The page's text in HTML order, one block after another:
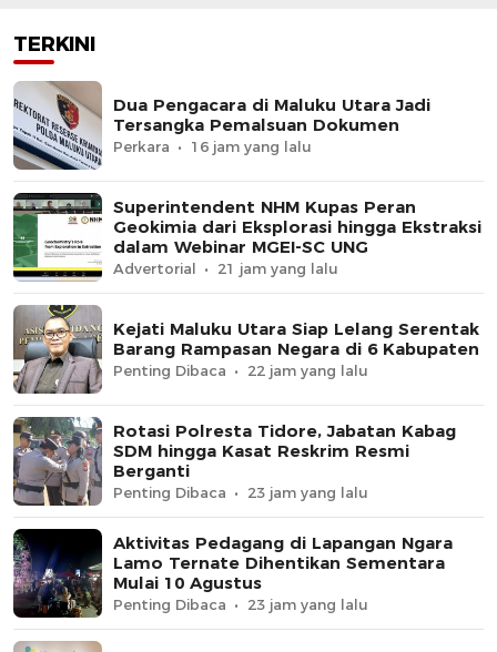
TERKINI
Dua Pengacara di Maluku Utara Jadi
Tersangka Pemalsuan Dokumen
Perkara 16 jam yang lalu
Superintendent NHM Kupas Peran
Geokimia dari Eksplorasi hingga Ekstraksi
dalam Webinar MGEI-SC UNG
Advertorial 21 jam yang lalu
Kejati Maluku Utara Siap Lelang Serentak
Barang Rampasan Negara di 6 Kabupaten
Penting Dibaca 22 jam yang lalu
Rotasi Polresta Tidore, Jabatan Kabag
SDM hingga Kasat Reskrim Resmi
Berganti
Penting Dibaca 23 jam yang lalu
Aktivitas Pedagang di Lapangan Ngara
Lamo Ternate Dihentikan Sementara
Mulai 10 Agustus
Penting Dibaca 23 jam yang lalu